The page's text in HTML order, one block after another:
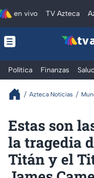
en vivo TV Azteca
tv
Política Finanzas
Azteca Noticias
Estas son
la tragedia
Titán y el